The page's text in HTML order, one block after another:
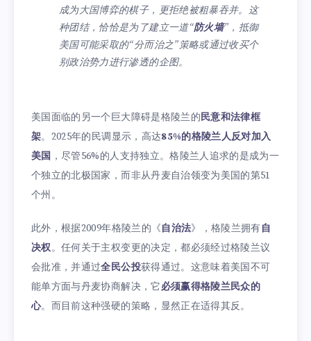
成为大国博弈的棋子，更拒绝被粗暴吞并。这
种团结，恰恰是为了建立一道“防火墙”，抵御
美国可能采取的“分而治之”策略或通过收买个
别政治势力进行渗透的企图。
美国面临的另一个巨大障碍是格陵兰的民意和法律框
架。2025年的民调显示，高达85%的格陵兰人反对加入
美国 ，尽管56%的人支持独立。格陵兰人追求的是成为一
个独立的北极国家，而非从丹麦自治领变为美国的第51
个州。
此外，根据2009年格陵兰的《自治法》，格陵兰拥有自
决权。任何关于主权变更的决定，都必须经过格陵兰议
会批准，并通过全民公投获得通过。这意味着美国不可
能单方面与丹麦协商解决，它必须赢得格陵兰民众的
心。而目前这种强硬的策略，显然正在适得其反。